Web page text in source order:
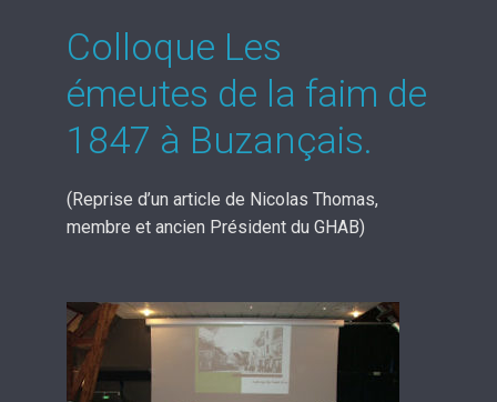
Colloque Les
émeutes de la faim de
1847 à Buzançais.
(Reprise d’un article de Nicolas Thomas,
membre et ancien Président du GHAB)